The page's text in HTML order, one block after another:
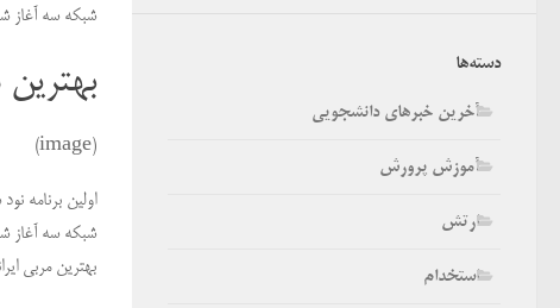
شبکه سه آغاز
(image)
شبکه سه آغاز
بهترین مربی
دسته‌ها
آخرین خبرهای دانشجویی
آموزش پرورش
ارتش
استخدام